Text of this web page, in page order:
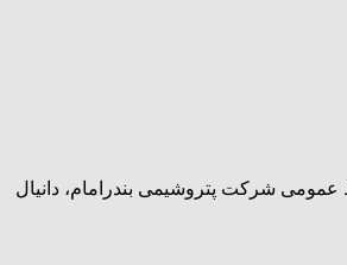
شرکت پتروشیمی بندرامام، دانیال